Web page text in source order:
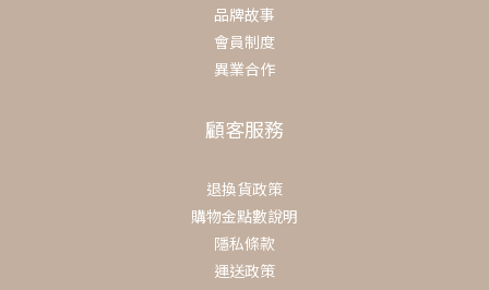
品牌故事
會員制度
異業合作
顧客服務
退換貨政策
購物金點數說明
隱私條款
運送政策